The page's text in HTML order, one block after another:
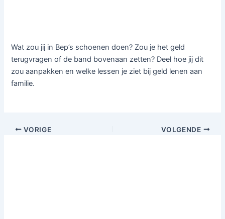
Wat zou jij in Bep’s schoenen doen? Zou je het geld
terugvragen of de band bovenaan zetten? Deel hoe jij dit
zou aanpakken en welke lessen je ziet bij geld lenen aan
familie.
VORIGE VOLGENDE